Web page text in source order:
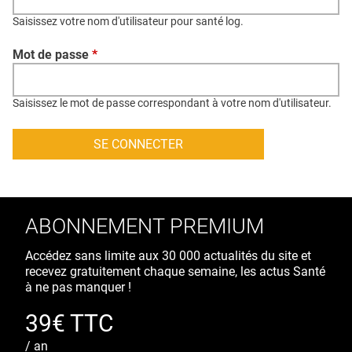
CONTACT
CRÉDITS
Saisissez votre nom d'utilisateur pour santé log.
Mot de passe *
Saisissez le mot de passe correspondant à votre nom d'utilisateur.
ABONNEMENT PREMIUM
Accédez sans limite aux 30 000 actualités du site et
recevez gratuitement chaque semaine, les actus Santé
à ne pas manquer !
39€ TTC
/ an